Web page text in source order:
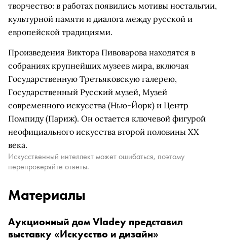
творчество: в работах появились мотивы ностальгии,
культурной памяти и диалога между русской и
европейской традициями.
Произведения Виктора Пивоварова находятся в
собраниях крупнейших музеев мира, включая
Государственную Третьяковскую галерею,
Государственный Русский музей, Музей
современного искусства (Нью-Йорк) и Центр
Помпиду (Париж). Он остается ключевой фигурой
неофициального искусства второй половины XX
века.
Искусственный интеллект может ошибаться, поэтому
перепроверяйте ответы.
Материалы
Аукционный дом Vladey представил
выставку «Искусство и дизайн»